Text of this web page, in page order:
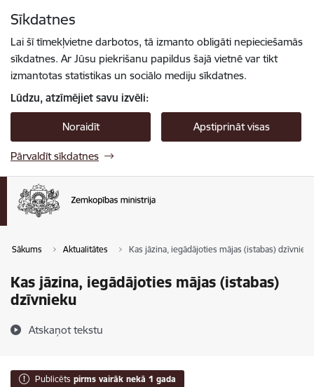
Sīkdatnes
Lai šī tīmekļvietne darbotos, tā izmanto obligāti nepieciešamās
sīkdatnes. Ar Jūsu piekrišanu papildus šajā vietnē var tikt
izmantotas statistikas un sociālo mediju sīkdatnes.
Lūdzu, atzīmējiet savu izvēli:
Noraidīt Apstiprināt visas
Pārvaldīt sīkdatnes
Sākums Aktualitātes Kas jāzina, iegādājoties mājas (istabas) dzīvnieku
Kas jāzina, iegādājoties mājas (istabas)
dzīvnieku
Atskaņot tekstu
Publicēts pirms vairāk nekā 1 gada